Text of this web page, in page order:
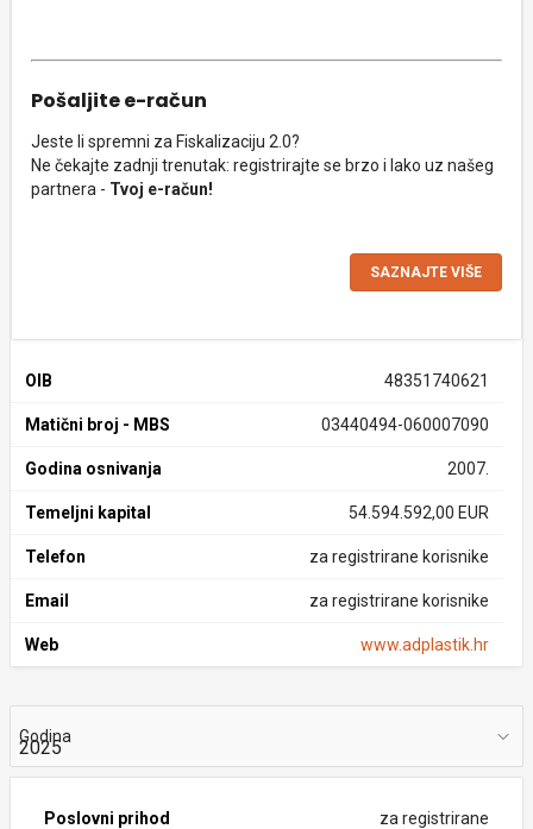
Pošaljite e-račun
Jeste li spremni za Fiskalizaciju 2.0?
Ne čekajte zadnji trenutak: registrirajte se brzo i lako uz našeg
partnera - Tvoj e-račun!
SAZNAJTE VIŠE
OIB 48351740621
Matični broj - MBS 03440494-060007090
Godina osnivanja 2007.
Temeljni kapital 54.594.592,00 EUR
Telefon za registrirane korisnike
Email za registrirane korisnike
Web www.adplastik.hr
Godina
Poslovni prihod
za registrirane